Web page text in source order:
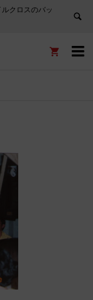
クロスのバッ

